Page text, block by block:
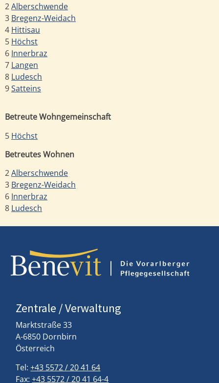
2Alberschwende
3 Bregenz-Weidach
4 Hittisau
5 Höchst
6 Innerbraz
7 Langen
8 Ludesch
9Satteins
Betreute Wohngemeinschaft
5 Höchst
Betreutes Wohnen
2Alberschwende
3 Bregenz-Weidach
6 Innerbraz
8 Ludesch
Zentrale / Verwaltung
Marktstraße 33
A-6850 Dornbirn
Österreich
Tel:+43 5572 / 20 41 64
Fax:+43 5572 / 20 41 64-4